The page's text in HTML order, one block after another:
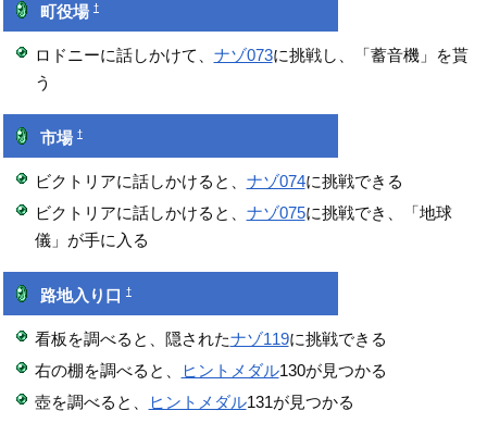
町役場 †
ロドニーに話しかけて、 ナゾ073に挑戦し、「蓄音機」を貰
う
市場 †
ビクトリアに話しかけると、 ナゾ074に挑戦できる
ビクトリアに話しかけると、 ナゾ075に挑戦でき、「地球
儀」が手に入る
路地入り口 †
看板を調べると、隠されたナゾ119に挑戦できる
右の棚を調べると、
ヒントメダル130が見つかる
壺を調べると、
ヒントメダル131が見つかる